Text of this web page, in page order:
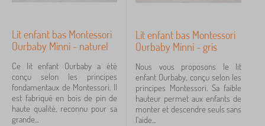
Lit enfant bas Montessori
Ourbaby Minni - naturel
Ce lit enfant Ourbaby a été
conçu selon les principes
fondamentaux de Montessori. Il
est fabriqué en bois de pin de
haute qualité, reconnu pour sa
grande...
Lit enfant bas Montessori
Ourbaby Minni - gris
Nous vous proposons le lit
enfant Ourbaby, conçu selon les
principes Montessori. Sa faible
hauteur permet aux enfants de
monter et descendre seuls sans
l'aide...